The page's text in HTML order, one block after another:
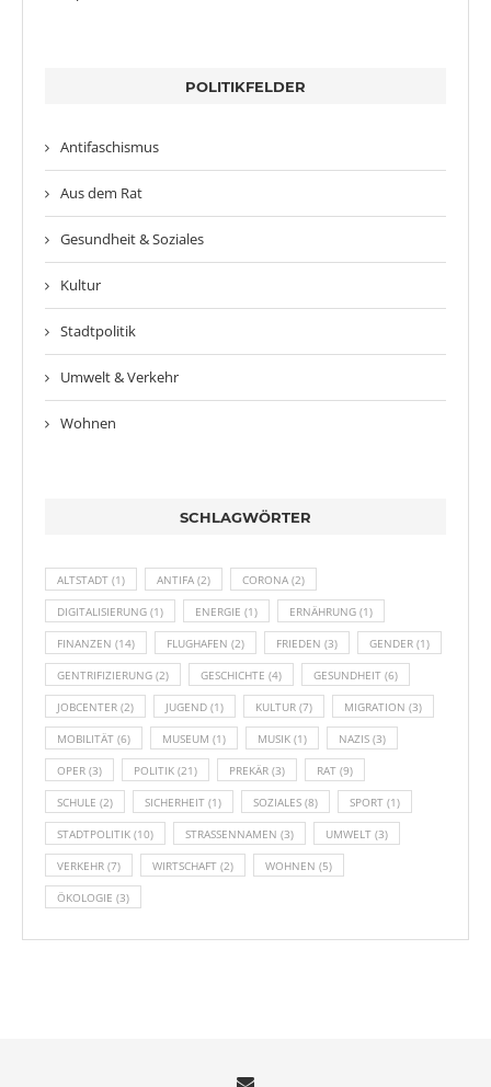
POLITIKFELDER
Antifaschismus
Aus dem Rat
Gesundheit & Soziales
Kultur
Stadtpolitik
Umwelt & Verkehr
Wohnen
SCHLAGWÖRTER
ALTSTADT (1) ANTIFA (2) CORONA (2)
DIGITALISIERUNG (1) ENERGIE (1) ERNÄHRUNG (1)
FINANZEN (14) FLUGHAFEN (2) FRIEDEN (3) GENDER (1)
GENTRIFIZIERUNG (2) GESCHICHTE (4) GESUNDHEIT (6)
JOBCENTER (2) JUGEND (1) KULTUR (7) MIGRATION (3)
MOBILITÄT (6) MUSEUM (1) MUSIK (1) NAZIS (3)
OPER (3) POLITIK (21) PREKÄR (3) RAT (9)
SCHULE (2) SICHERHEIT (1) SOZIALES (8) SPORT (1)
STADTPOLITIK (10) STRASSENNAMEN (3) UMWELT (3)
VERKEHR (7) WIRTSCHAFT (2) WOHNEN (5)
ÖKOLOGIE (3)